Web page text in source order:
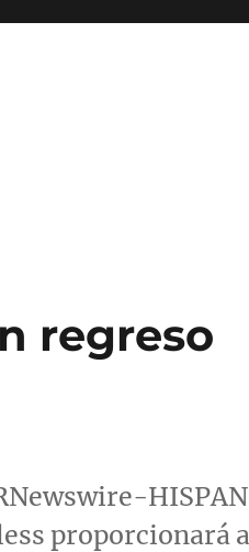
regreso
proporcionará